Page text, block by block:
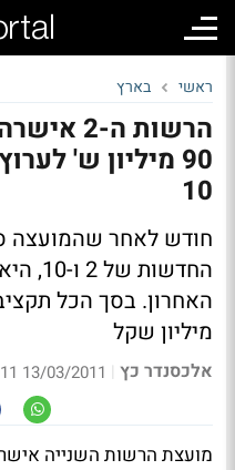
ראשי בארץ
הרשות
10
חודש לאחר שהמועצה
מיליון שקל
אלכסנדר כץ |
13/03/2011 15:11
מועצת הרשות השנייה